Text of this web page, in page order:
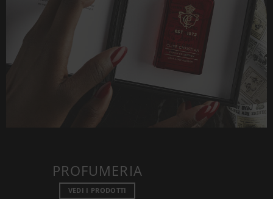
PROFUMERIA
VEDI I PRODOTTI